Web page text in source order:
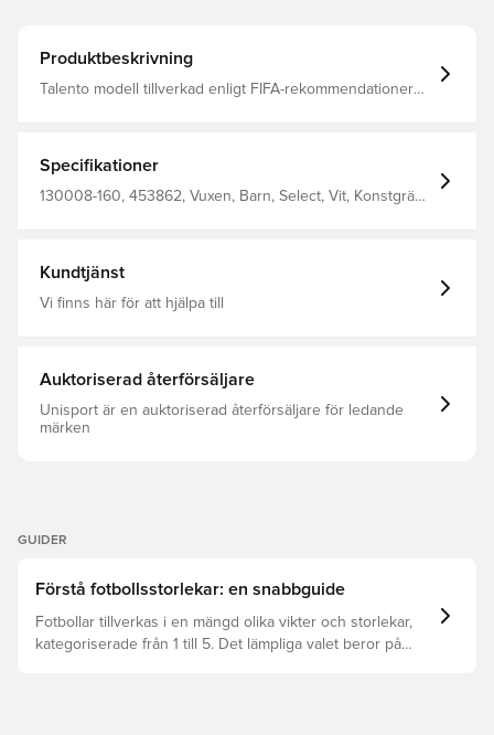
Produktbeskrivning
Talento modell tillverkad enligt FIFA-rekommendationer
som ger bollen en unik lätt och mjuk touch 2026-
versionen kommer med en ny konstruktion med ökad
hållbarhet och en ny materialstruktur i vågpunktdesign
Specifikationer
130008-160, 453862, Vuxen, Barn, Select, Vit, Konstgräs,
Kundtjänst
Vi finns här för att hjälpa till
Auktoriserad återförsäljare
Unisport är en auktoriserad återförsäljare för ledande
märken
GUIDER
Förstå fotbollsstorlekar: en snabbguide
Fotbollar tillverkas i en mängd olika vikter och storlekar,
kategoriserade från 1 till 5. Det lämpliga valet beror på